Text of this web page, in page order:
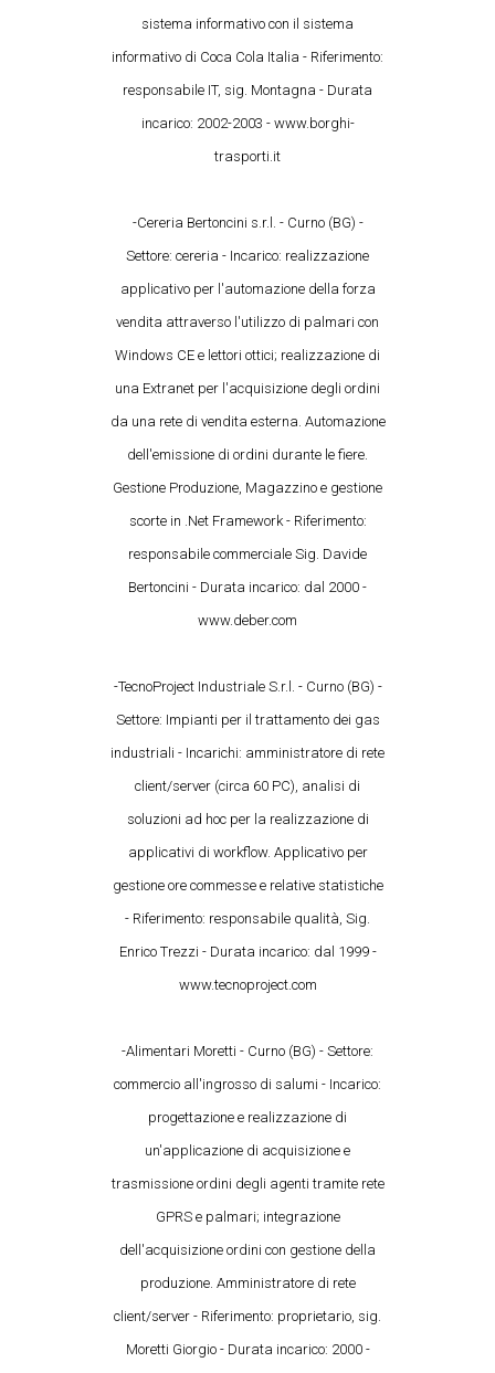
sistema informativo con il sistema
informativo di Coca Cola Italia - Riferimento:
responsabile IT, sig. Montagna - Durata
incarico: 2002-2003 - www.borghi-
trasporti.it
-Cereria Bertoncini s.r.l. - Curno (BG) -
Settore: cereria - Incarico: realizzazione
applicativo per l'automazione della forza
vendita attraverso l'utilizzo di palmari con
Windows CE e lettori ottici; realizzazione di
una Extranet per l'acquisizione degli ordini
da una rete di vendita esterna. Automazione
dell'emissione di ordini durante le fiere.
Gestione Produzione, Magazzino e gestione
scorte in .Net Framework - Riferimento:
responsabile commerciale Sig. Davide
Bertoncini - Durata incarico: dal 2000 -
www.deber.com
-TecnoProject Industriale S.r.l. - Curno (BG) -
Settore: Impianti per il trattamento dei gas
industriali - Incarichi: amministratore di rete
client/server (circa 60 PC), analisi di
soluzioni ad hoc per la realizzazione di
applicativi di workflow. Applicativo per
gestione ore commesse e relative statistiche
- Riferimento: responsabile qualità, Sig.
Enrico Trezzi - Durata incarico: dal 1999 -
www.tecnoproject.com
-Alimentari Moretti - Curno (BG) - Settore:
commercio all'ingrosso di salumi - Incarico:
progettazione e realizzazione di
un'applicazione di acquisizione e
trasmissione ordini degli agenti tramite rete
GPRS e palmari; integrazione
dell'acquisizione ordini con gestione della
produzione. Amministratore di rete
client/server - Riferimento: proprietario, sig.
Moretti Giorgio - Durata incarico: 2000 -